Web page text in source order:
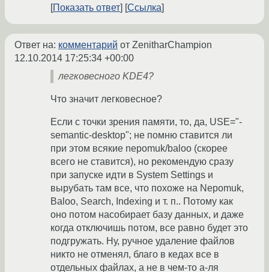
Показать ответ Ссылка
Ответ на: комментарий от ZenitharChampion
12.10.2014 17:25:34 +00:00
легковесного KDE4?
Что значит легковесное?
Если с точки зрения памяти, то, да, USE="-
semantic-desktop"; не помню ставится ли
при этом всякие nepomuk/baloo (скорее
всего не ставится), но рекомендую сразу
при запуске идти в System Settings и
вырубать там все, что похоже на Nepomuk,
Baloo, Search, Indexing и т. п.. Потому как
оно потом насобирает базу данных, и даже
когда отключишь потом, все равно будет это
подгружать. Ну, ручное удаление файлов
никто не отменял, благо в кедах все в
отдельных файлах, а не в чем-то а-ля